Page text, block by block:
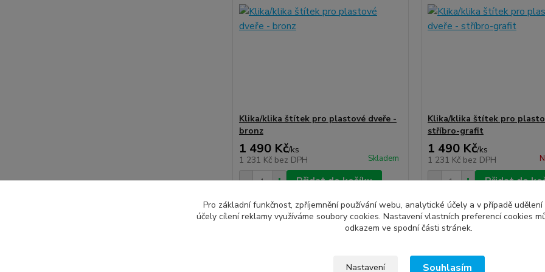
Klika/klika štítek pro plastové dveře -
bronz
1 490 Kč/ks
1 231 Kč bez DPH Skladem
Přidat do košíku
Klika/klika štítek pro
stříbro-grafit
1 490 Kč/ks
1 231 Kč bez DPH
Přidat do
Pro základní funkčnost, zpříjemnění používání webu, analytické účely a v případě
účely cílení reklamy využíváme soubory cookies. Nastavení vlastních preferencí cookies
odkazem ve spodní části stránek.
Nastavení Souhlasím